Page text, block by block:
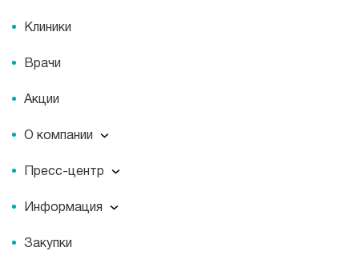
Клиники
Врачи
Акции
О компании
О компании
Миссия
История
Документы
Пресс-центр
Пресс-центр
Новости
Журнал для пациентов «МЕДСИ СЕГОДНЯ»
Информация
Информация
Справочник направлений
Закупки